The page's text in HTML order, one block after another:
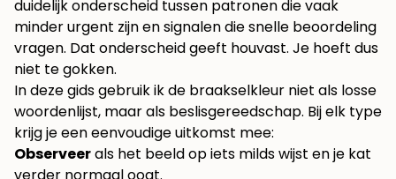
duidelijk onderscheid tussen patronen die vaak
minder urgent zijn en signalen die snelle beoordeling
vragen. Dat onderscheid geeft houvast. Je hoeft dus
niet te gokken.
In deze gids gebruik ik de braakselkleur niet als losse
woordenlijst, maar als beslisgereedschap. Bij elk type
krijg je een eenvoudige uitkomst mee:
Observeerals het beeld op iets milds wijst en je kat